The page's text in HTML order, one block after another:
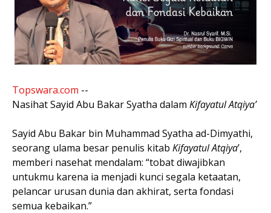
Topswara.com --
Nasihat Sayid Abu Bakar Syatha dalam Kifayatul Atqiya’
Sayid Abu Bakar bin Muhammad Syatha ad-Dimyathi,
seorang ulama besar penulis kitab Kifayatul Atqiya’,
memberi nasehat mendalam: “tobat diwajibkan
untukmu karena ia menjadi kunci segala ketaatan,
pelancar urusan dunia dan akhirat, serta fondasi
semua kebaikan.”